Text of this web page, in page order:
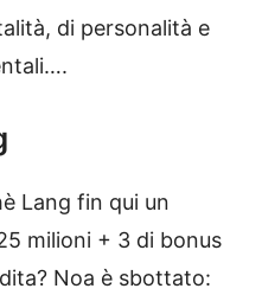
di personalità e
Lang fin qui un
milioni + 3 di bonus
Noa è sbottato: